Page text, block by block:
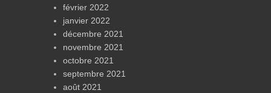
février 2022
janvier 2022
décembre 2021
novembre 2021
octobre 2021
septembre 2021
août 2021